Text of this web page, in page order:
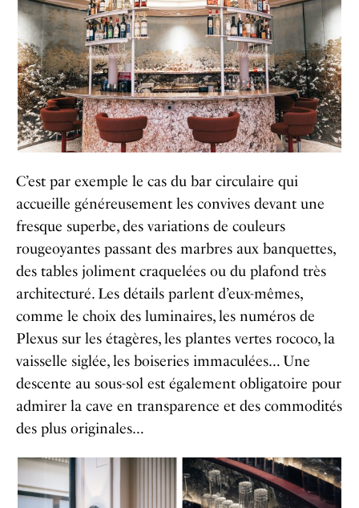
C’est par exemple le cas du bar circulaire qui
accueille généreusement les convives devant une
fresque superbe, des variations de couleurs
rougeoyantes passant des marbres aux banquettes,
des tables joliment craquelées ou du plafond très
architecturé. Les détails parlent d’eux-mêmes,
comme le choix des luminaires, les numéros de
Plexus sur les étagères, les plantes vertes rococo, la
vaisselle siglée, les boiseries immaculées… Une
descente au sous-sol est également obligatoire pour
admirer la cave en transparence et des commodités
des plus originales…